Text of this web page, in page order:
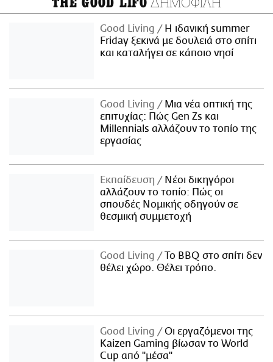
Good Living
Η ιδανική summer
Friday ξεκινά με δουλειά στο σπίτι
και καταλήγει σε κάποιο νησί
Good Living
Μια νέα οπτική της
επιτυχίας: Πώς Gen Zs και
Millennials αλλάζουν το τοπίο της
εργασίας
Εκπαίδευση
Νέοι δικηγόροι
αλλάζουν το τοπίο: Πώς οι
σπουδές Νομικής οδηγούν σε
θεσμική συμμετοχή
Good Living
Το BBQ στο σπίτι δεν
θέλει χώρο. Θέλει τρόπο.
Good Living
Οι εργαζόμενοι της
Kaizen Gaming βίωσαν το World
Cup από "μέσα"